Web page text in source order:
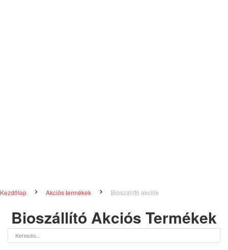
Kezdőlap Akciós termékek Bioszállító akciók
Bioszállító Akciós Termékek